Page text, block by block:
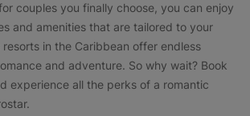
couples you finally choose, you can enjoy
and amenities that are tailored to your
in the Caribbean offer endless
and adventure. So why wait? Book
experience all the perks of a romantic